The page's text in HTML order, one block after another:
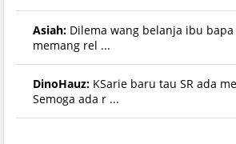
Asiah: Dilema wang belanja ibu
memang rel ...
DinoHauz: KSarie baru tau SR ada
Semoga ada r ...